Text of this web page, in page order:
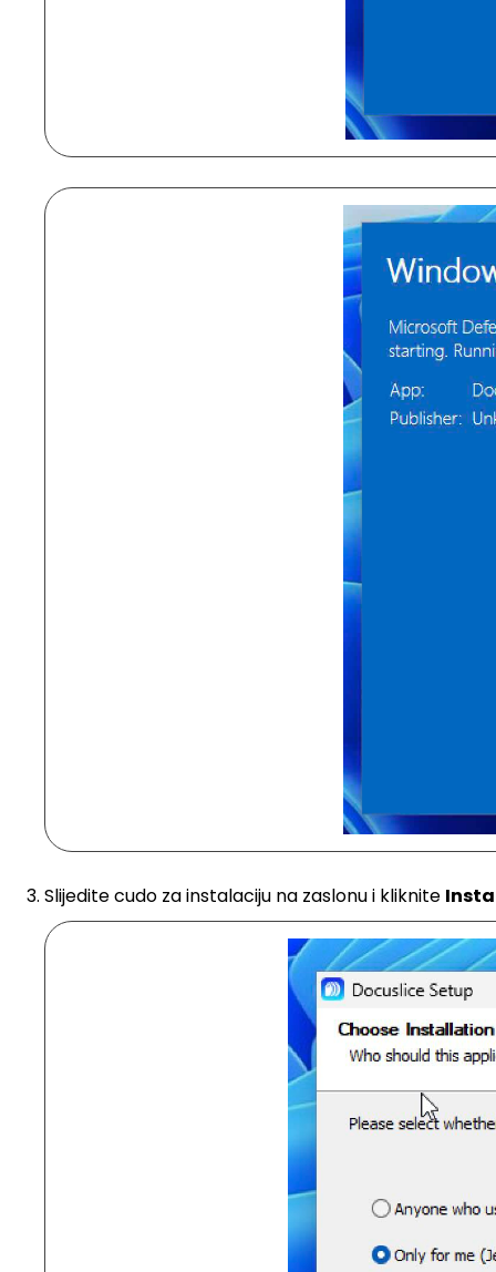
Slijedite cudo za instalaciju na zaslonu i kliknite